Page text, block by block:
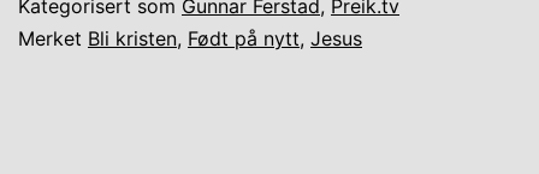
Kategorisert som Gunnar Ferstad, Preik.tv
Merket Bli kristen, Født på nytt, Jesus